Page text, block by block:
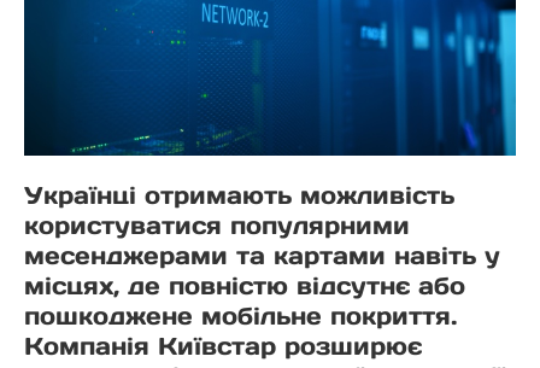
Українці отримають можливість
користуватися популярними
месенджерами та картами навіть у
місцях, де повністю відсутнє або
пошкоджене мобільне покриття.
Компанія Київстар розширює